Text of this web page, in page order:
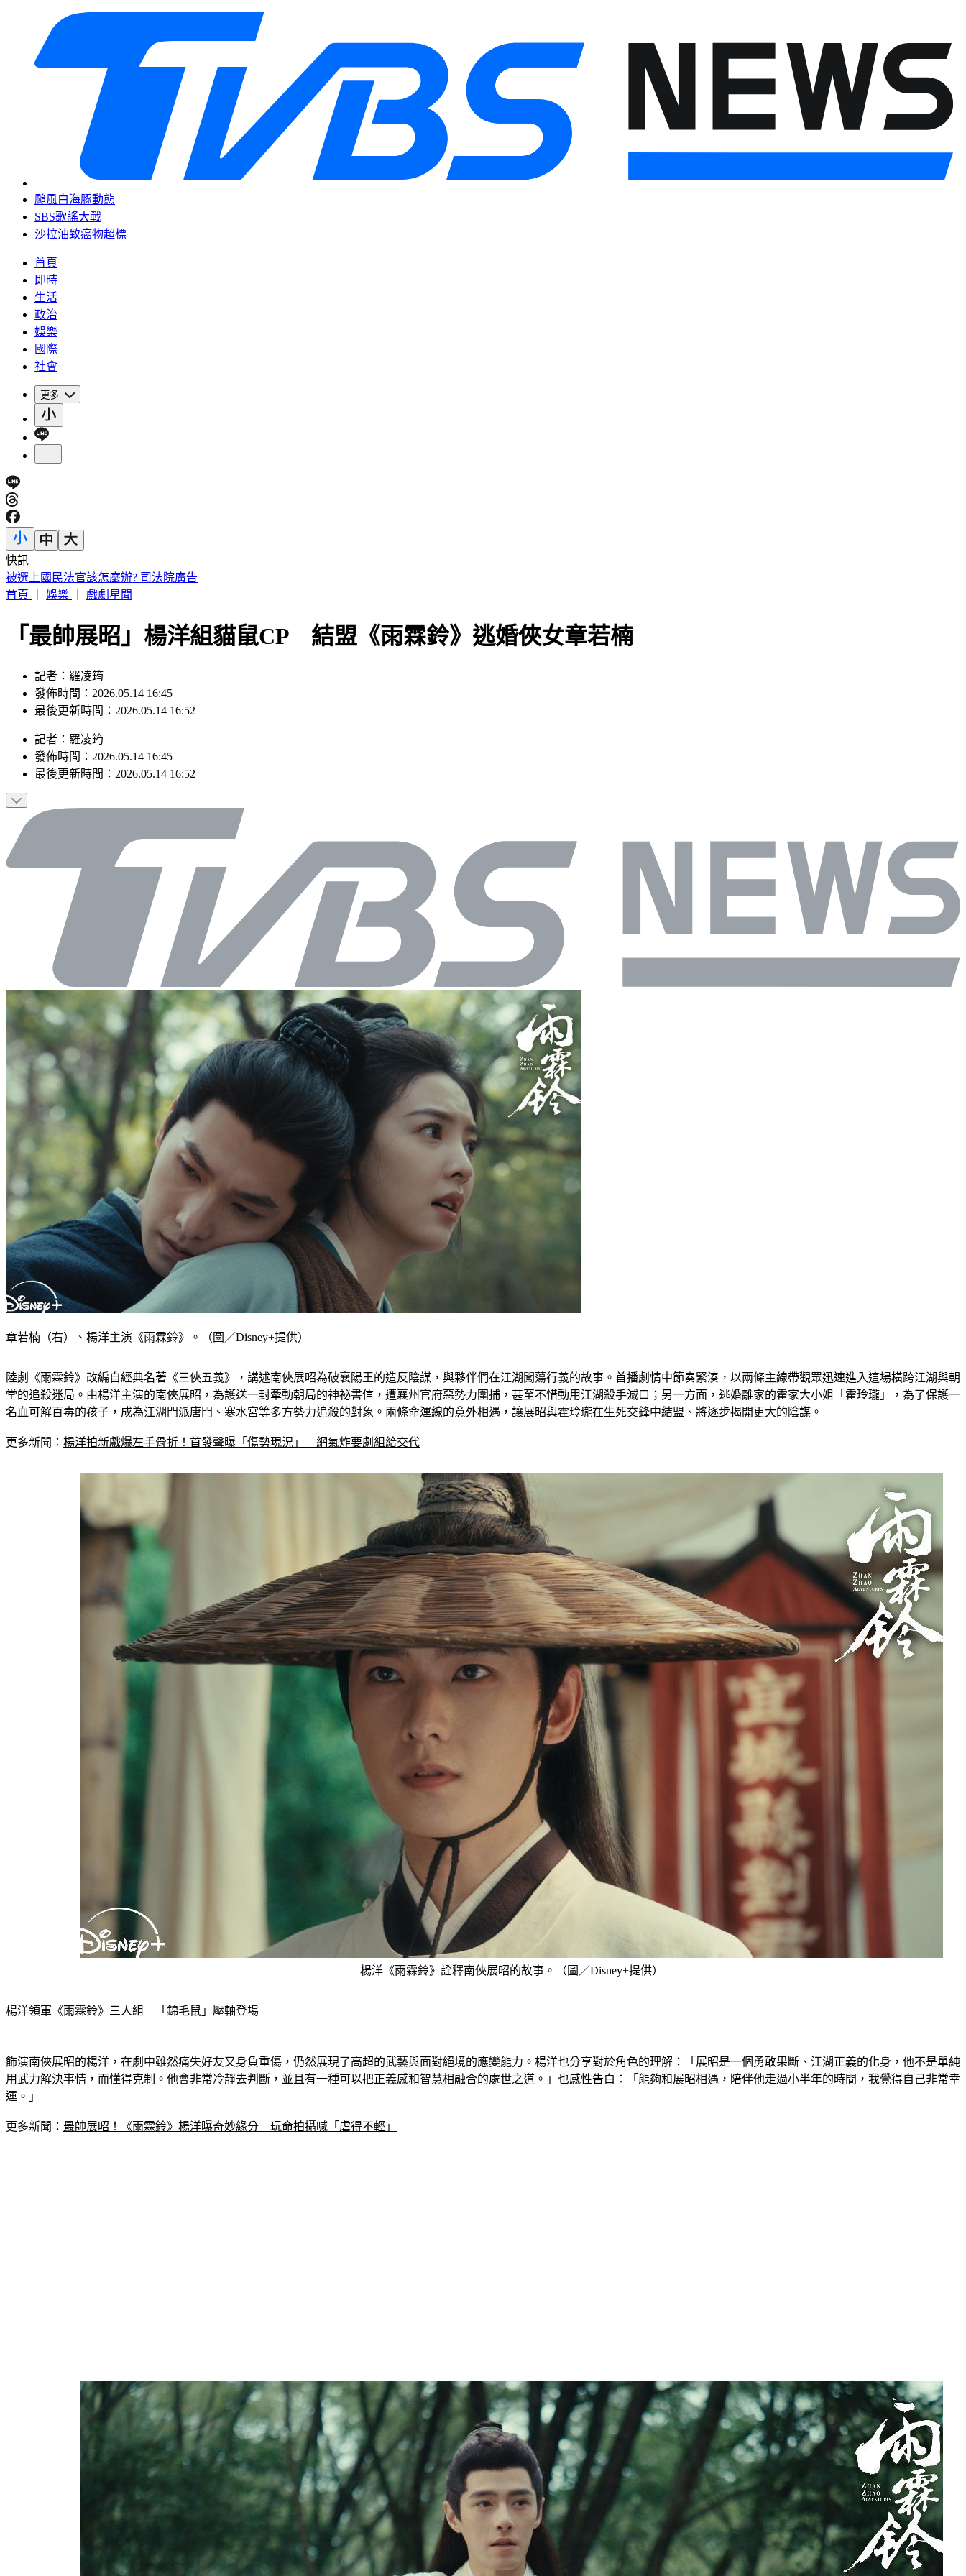
颱風白海豚動態
SBS歌謠大戰
沙拉油致癌物超標
首頁
即時
生活
政治
娛樂
國際
社會
更多
快訊
診所掛蔣萬安布條！名醫黃禎憲遭出征 網曝「八仙暖舉」聲援
首頁
娛樂 戲劇星聞
「最帥展昭」楊洋組貓鼠CP 結盟《雨霖鈴》逃婚俠女章若楠
記者：羅凌筠
發佈時間：2026.05.14 16:45
最後更新時間：2026.05.14 16:52
記者 ： 羅凌筠
發佈時間： 2026.05.14 16:45
最後更新時間： 2026.05.14 16:52
章若楠（右）、楊洋主演《雨霖鈴》。（圖／Disney+提供）
陸劇《雨霖鈴》改編自經典名著《三俠五義》，講述南俠展昭為破襄陽王的造反陰謀，與夥伴們在江湖闖蕩行義的故事。首播劇情中節奏緊湊，以兩條主線帶觀眾迅速進入這場橫跨江湖與朝
堂的追殺迷局。由楊洋主演的南俠展昭，為護送一封牽動朝局的神祕書信，遭襄州官府惡勢力圍捕，甚至不惜動用江湖殺手滅口；另一方面，逃婚離家的霍家大小姐「霍玲瓏」，為了保護一
名血可解百毒的孩子，成為江湖門派唐門、寒水宮等多方勢力追殺的對象。兩條命運線的意外相遇，讓展昭與霍玲瓏在生死交鋒中結盟、將逐步揭開更大的陰謀。
更多新聞： 楊洋拍新戲爆左手骨折！首發聲曝「傷勢現況」　網氣炸要劇組給交代
楊洋《雨霖鈴》詮釋南俠展昭的故事。（圖／Disney+提供）
楊洋領軍《雨霖鈴》三人組　「錦毛鼠」壓軸登場
飾演南俠展昭的楊洋，在劇中雖然痛失好友又身負重傷，仍然展現了高超的武藝與面對絕境的應變能力。楊洋也分享對於角色的理解：「展昭是一個勇敢果斷、江湖正義的化身，他不是單純
用武力解決事情，而懂得克制。他會非常冷靜去判斷，並且有一種可以把正義感和智慧相融合的處世之道。」也感性告白：「能夠和展昭相遇，陪伴他走過小半年的時間，我覺得自己非常幸
運。」
更多新聞： 最帥展昭！《雨霖鈴》楊洋曝奇妙緣分　玩命拍攝喊「虐得不輕」